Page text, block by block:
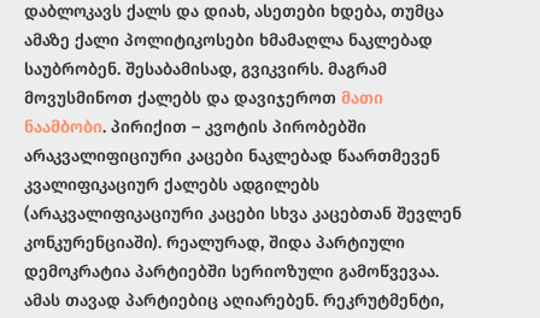
დაბლოკავს ქალს და დიახ, ასეთები ხდება, თუმცა
ამაზე ქალი პოლიტიკოსები ხმამაღლა ნაკლებად
საუბრობენ. შესაბამისად, გვიკვირს. მაგრამ
მოვუსმინოთ ქალებს და დავიჯეროთ მათი
ნაამბობი. პირიქით – კვოტის პირობებში
არაკვალიფიციური კაცები ნაკლებად წაართმევენ
კვალიფიკაციურ ქალებს ადგილებს
(არაკვალიფიკაციური კაცები სხვა კაცებთან შევლენ
კონკურენციაში). რეალურად, შიდა პარტიული
დემოკრატია პარტიებში სერიოზული გამოწვევაა.
ამას თავად პარტიებიც აღიარებენ. რეკრუტმენტი,